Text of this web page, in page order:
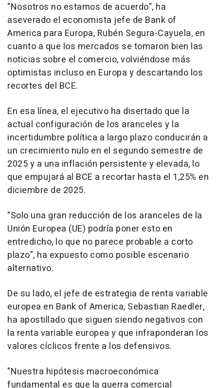
"Nosotros no estamos de acuerdo", ha
aseverado el economista jefe de Bank of
America para Europa, Rubén Segura-Cayuela, en
cuanto a que los mercados se tomaron bien las
noticias sobre el comercio, volviéndose más
optimistas incluso en Europa y descartando los
recortes del BCE.
En esa línea, el ejecutivo ha disertado que la
actual configuración de los aranceles y la
incertidumbre política a largo plazo conducirán a
un crecimiento nulo en el segundo semestre de
2025 y a una inflación persistente y elevada, lo
que empujará al BCE a recortar hasta el 1,25% en
diciembre de 2025.
"Solo una gran reducción de los aranceles de la
Unión Europea (UE) podría poner esto en
entredicho, lo que no parece probable a corto
plazo", ha expuesto como posible escenario
alternativo.
De su lado, el jefe de estrategia de renta variable
europea en Bank of America, Sebastian Raedler,
ha apostillado que siguen siendo negativos con
la renta variable europea y que infraponderan los
valores cíclicos frente a los defensivos.
"Nuestra hipótesis macroeconómica
fundamental es que la guerra comercial